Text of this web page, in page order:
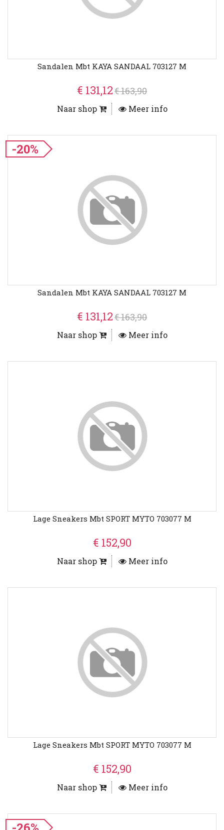
Sandalen Mbt KAYA SANDAAL 703127 M
€ 131,12€ 163,90
Naar shop Meer info
-20%
Sandalen Mbt KAYA SANDAAL 703127 M
€ 131,12€ 163,90
Naar shop Meer info
Lage Sneakers Mbt SPORT MYTO 703077 M
€ 152,90
Naar shop Meer info
Lage Sneakers Mbt SPORT MYTO 703077 M
€ 152,90
Naar shop Meer info